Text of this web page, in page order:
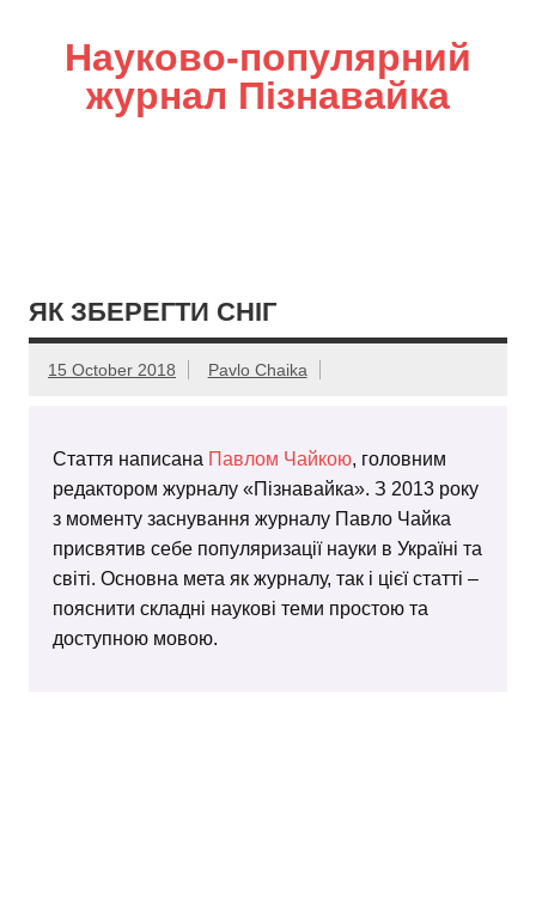
Науково-популярний
журнал Пізнавайка
ЯК ЗБЕРЕГТИ СНІГ
15 October 2018 Pavlo Chaika
Стаття написана Павлом Чайкою, головним
редактором журналу «Пізнавайка». З 2013 року
з моменту заснування журналу Павло Чайка
присвятив себе популяризації науки в Україні та
світі. Основна мета як журналу, так і цієї статті –
пояснити складні наукові теми простою та
доступною мовою.